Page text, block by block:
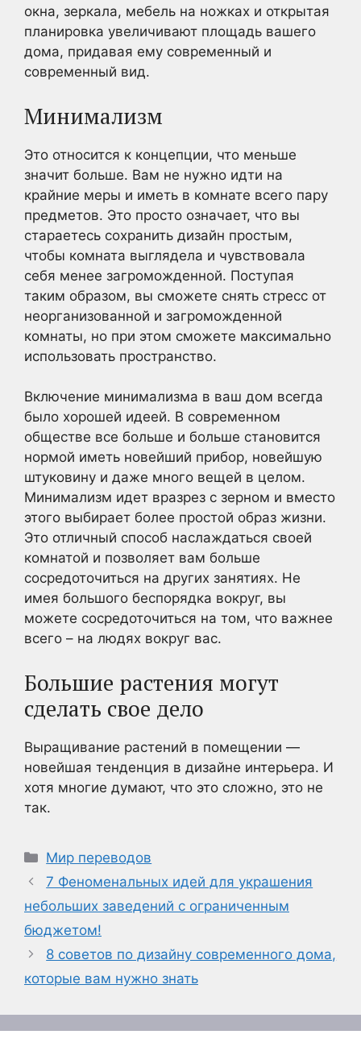
окна, зеркала, мебель на ножках и открытая
планировка увеличивают площадь вашего
дома, придавая ему современный и
современный вид.
Минимализм
Это относится к концепции, что меньше
значит больше. Вам не нужно идти на
крайние меры и иметь в комнате всего пару
предметов. Это просто означает, что вы
стараетесь сохранить дизайн простым,
чтобы комната выглядела и чувствовала
себя менее загроможденной. Поступая
таким образом, вы сможете снять стресс от
неорганизованной и загроможденной
комнаты, но при этом сможете максимально
использовать пространство.
Включение минимализма в ваш дом всегда
было хорошей идеей. В современном
обществе все больше и больше становится
нормой иметь новейший прибор, новейшую
штуковину и даже много вещей в целом.
Минимализм идет вразрез с зерном и вместо
этого выбирает более простой образ жизни.
Это отличный способ наслаждаться своей
комнатой и позволяет вам больше
сосредоточиться на других занятиях. Не
имея большого беспорядка вокруг, вы
можете сосредоточиться на том, что важнее
всего – на людях вокруг вас.
Большие растения могут
сделать свое дело
Выращивание растений в помещении —
новейшая тенденция в дизайне интерьера. И
хотя многие думают, что это сложно, это не
так.
Рубрики
Мир переводов
7 Феноменальных идей для украшения
небольших заведений с ограниченным
бюджетом!
8 советов по дизайну современного дома,
которые вам нужно знать